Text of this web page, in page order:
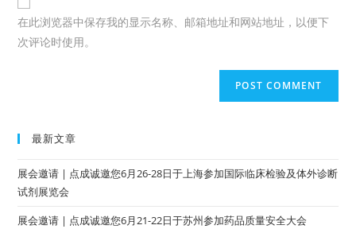
在此浏览器中保存我的显示名称、邮箱地址和网站地址，以便下
次评论时使用。
最新文章
展会邀请 | 点成诚邀您6月26-28日于上海参加国际临床检验及体外诊断
试剂展览会
展会邀请 | 点成诚邀您6月21-22日于苏州参加药品质量安全大会